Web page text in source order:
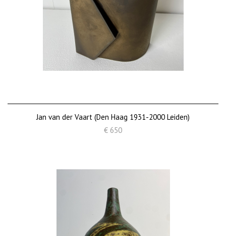
Jan van der Vaart (Den Haag 1931-2000 Leiden)
€ 650